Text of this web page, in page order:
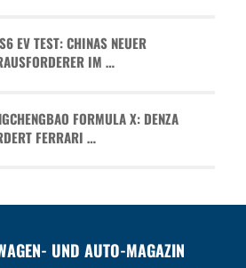
EV TEST: CHINAS NEUER
IM …
FORMULA X: DENZA
FERRARI …
UND AUTO-MAGAZIN